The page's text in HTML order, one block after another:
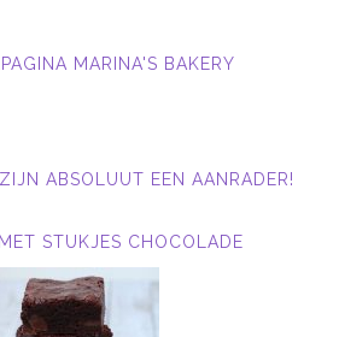
MARINA'S BAKERY
ABSOLUUT EEN AANRADER!
STUKJES CHOCOLADE